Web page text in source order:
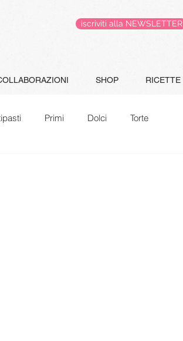
iscriviti alla NEWSLETTER
SHOP RICETTE
Primi Dolci Torte